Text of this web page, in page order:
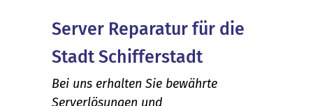
Server Reparatur für die
Stadt Schifferstadt
Bei uns erhalten Sie bewährte
Serverlösungen und